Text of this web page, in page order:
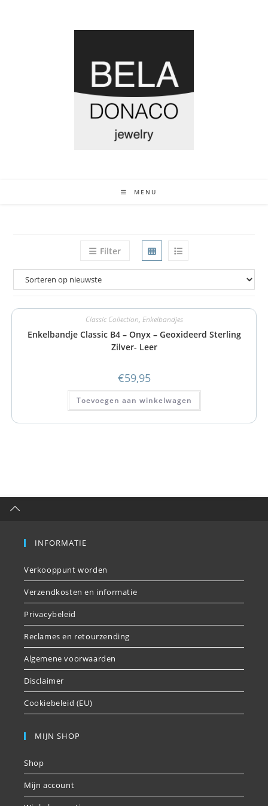
MENU
Filter
Classic Collection, Enkelbandjes
Enkelbandje Classic B4 – Onyx – Geoxideerd Sterling
Zilver- Leer
€59,95
Toevoegen aan winkelwagen
INFORMATIE
Verkooppunt worden
Verzendkosten en informatie
Privacybeleid
Reclames en retourzending
Algemene voorwaarden
Disclaimer
Cookiebeleid (EU)
MIJN SHOP
Shop
Mijn account